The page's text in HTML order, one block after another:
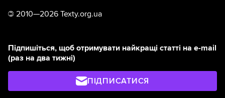
© 2010—2026 Texty.org.ua
Підпишіться, щоб отримувати найкращі статті на e-mail
(раз на два тижні)
ПІДПИСАТИСЯ